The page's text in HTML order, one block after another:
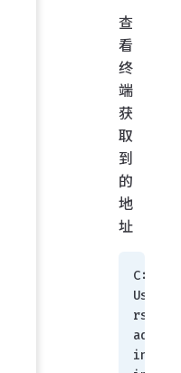
查
看
终
端
获
取
到
的
地
址
C:\
Use
rs\
adm
in>